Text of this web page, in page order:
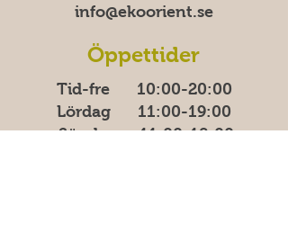
info@ekoorient.se​​
Öppettider
Tid-fre 10:00-20​​​:00
Lördag 11:00-19:00
Söndag11:00-18:00